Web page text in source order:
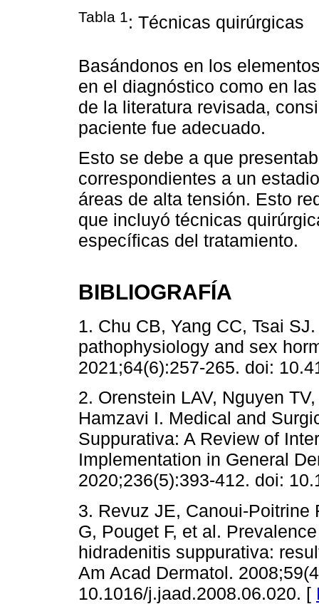
Tabla 1: Técnicas quirúrgicas
Basándonos en los
en el diagnóstico como en
de la literatura revisada,
paciente fue adecuado.
Esto se debe a que
correspondientes a un
áreas de alta tensión. Esto
que incluyó técnicas
específicas del tratamiento.
BIBLIOGRAFÍA
1. Chu CB, Yang CC, Tsai
pathophysiology and sex
2021;64(6):257-265. doi:
2. Orenstein LAV, Nguyen
Hamzavi I. Medical and
Suppurativa: A Review of
Implementation in General
2020;236(5):393-412. doi:
3. Revuz JE, Canoui-Poitrine
G, Pouget F, et al.
hidradenitis suppurativa:
Am Acad Dermatol.
10.1016/j.jaad.2008.06.020. [